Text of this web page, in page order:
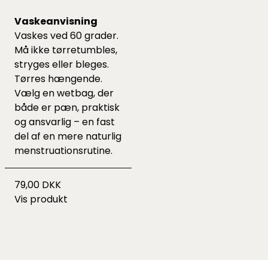
Vaskeanvisning
Vaskes ved 60 grader.
Må ikke tørretumbles,
stryges eller bleges.
Tørres hængende.
Vælg en wetbag, der
både er pæn, praktisk
og ansvarlig – en fast
del af en mere naturlig
menstruationsrutine.
79,00 DKK
Vis produkt